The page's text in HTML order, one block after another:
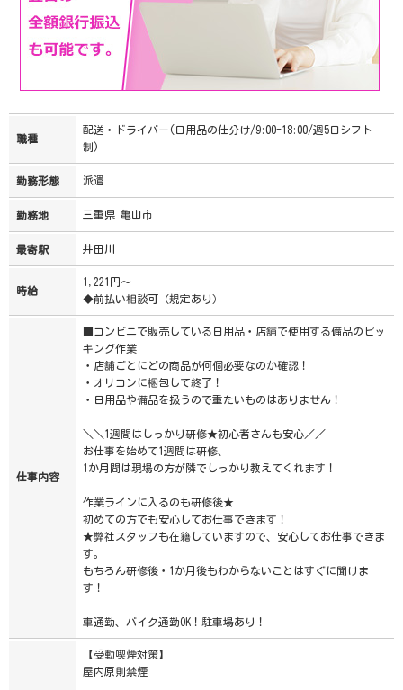
職種
配送・ドライバー(日用品の仕分け/9:00-18:00/週5日シフト
制)
勤務形態 派遣
勤務地 三重県 亀山市
最寄駅 井田川
時給
1,221円～
◆前払い相談可（規定あり）
仕事内容
■コンビニで販売している日用品・店舗で使用する備品のピッ
キング作業
・店舗ごとにどの商品が何個必要なのか確認！
・オリコンに梱包して終了！
・日用品や備品を扱うので重たいものはありません！
＼＼1週間はしっかり研修★初心者さんも安心／／
お仕事を始めて1週間は研修、
1か月間は現場の方が隣でしっかり教えてくれます！
作業ラインに入るのも研修後★
初めての方でも安心してお仕事できます！
★弊社スタッフも在籍していますので、安心してお仕事できま
す。
もちろん研修後・1か月後もわからないことはすぐに聞けま
す！
車通勤、バイク通勤OK！駐車場あり！
【受動喫煙対策】
屋内原則禁煙